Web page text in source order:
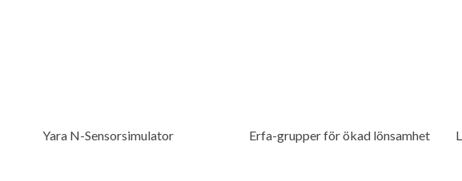
Yara N-Sensorsimulator Erfa-grupper för ökad lönsamhet